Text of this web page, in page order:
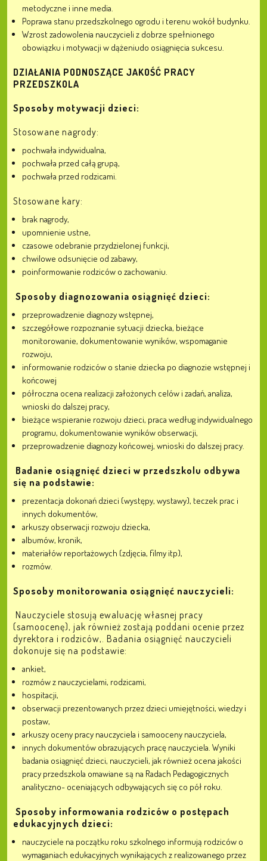
metodyczne i inne media.
Poprawa stanu przedszkolnego ogrodu i terenu wokół budynku.
Wzrost zadowolenia nauczycieli z dobrze spełnionego
obowiązku i motywacji w dążeniudo osiągnięcia sukcesu.
DZIAŁANIA PODNOSZĄCE JAKOŚĆ PRACY
PRZEDSZKOLA
Sposoby motywacji dzieci:
Stosowane nagrody:
pochwała indywidualna,
pochwała przed całą grupą,
pochwała przed rodzicami.
Stosowane kary:
brak nagrody,
upomnienie ustne,
czasowe odebranie przydzielonej funkcji,
chwilowe odsunięcie od zabawy,
poinformowanie rodziców o zachowaniu.
Sposoby diagnozowania osiągnięć dzieci:
przeprowadzenie diagnozy wstępnej,
szczegółowe rozpoznanie sytuacji dziecka, bieżące
monitorowanie, dokumentowanie wyników, wspomaganie
rozwoju,
informowanie rodziców o stanie dziecka po diagnozie wstępnej i
końcowej
półroczna ocena realizacji założonych celów i zadań, analiza,
wnioski do dalszej pracy,
bieżące wspieranie rozwoju dzieci, praca według indywidualnego
programu, dokumentowanie wyników obserwacji,
przeprowadzenie diagnozy końcowej, wnioski do dalszej pracy.
Badanie osiągnięć dzieci w przedszkolu odbywa
się na podstawie:
prezentacja dokonań dzieci (występy, wystawy), teczek prac i
innych dokumentów,
arkuszy obserwacji rozwoju dziecka,
albumów, kronik,
materiałów reportażowych (zdjęcia, filmy itp),
rozmów.
Sposoby monitorowania osiągnięć nauczycieli:
Nauczyciele stosują ewaluację własnej pracy
(samoocenę), jak również zostają poddani ocenie przez
dyrektora i rodziców,. Badania osiągnięć nauczycieli
dokonuje się na podstawie:
ankiet,
rozmów z nauczycielami, rodzicami,
hospitacji,
obserwacji prezentowanych przez dzieci umiejętności, wiedzy i
postaw,
arkuszy oceny pracy nauczyciela i samooceny nauczyciela,
innych dokumentów obrazujących pracę nauczyciela. Wyniki
badania osiągnięć dzieci, nauczycieli, jak również ocena jakości
pracy przedszkola omawiane są na Radach Pedagogicznych
analityczno- oceniających odbywających się co pół roku.
Sposoby informowania rodziców o postępach
edukacyjnych dzieci:
nauczyciele na początku roku szkolnego informują rodziców o
wymaganiach edukacyjnych wynikających z realizowanego przez